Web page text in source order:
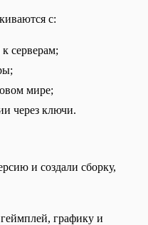
с:
серверам;
мире;
через ключи.
и создали сборку,
графику и